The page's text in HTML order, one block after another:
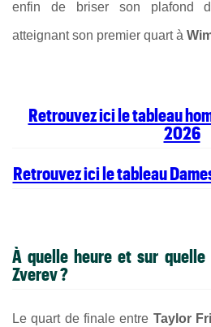
enfin de briser son plafond
atteignant son premier quart à
Retrouvez ici le tableau
2026
Retrouvez ici le tableau
À quelle heure et sur
Zverev?
Le quart de finale entre Taylor